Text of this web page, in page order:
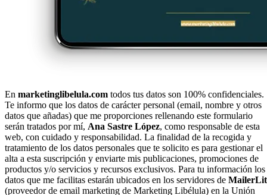
En marketinglibelula.com todos tus datos son 100% confidenciales.
Te informo que los datos de carácter personal (email, nombre y otros
datos que añadas) que me proporciones rellenando este formulario
serán tratados por mí, Ana Sastre López, como responsable de esta
web, con cuidado y responsabilidad. La finalidad de la recogida y
tratamiento de los datos personales que te solicito es para gestionar el
alta a esta suscripción y enviarte mis publicaciones, promociones de
productos y/o servicios y recursos exclusivos. Para tu información los
datos que me facilitas estarán ubicados en los servidores de
(proveedor de email marketing de Marketing Libélula) en la Unión